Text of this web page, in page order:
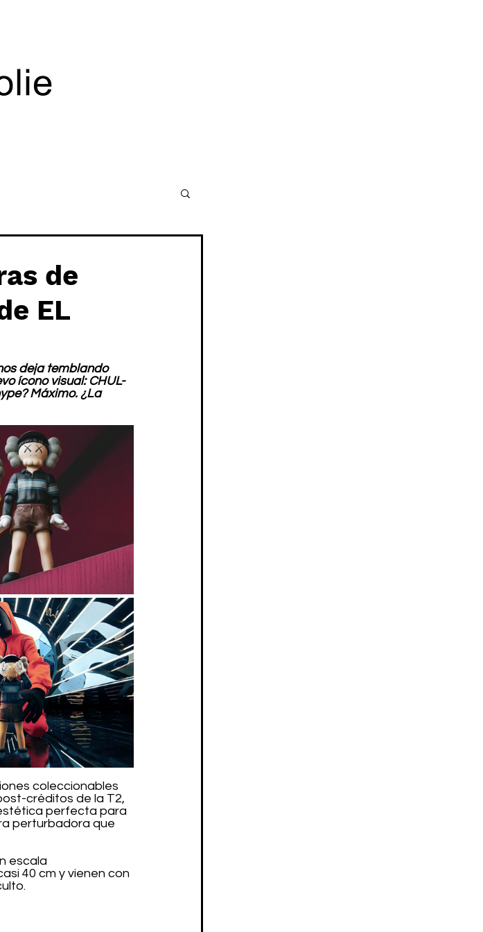
de
EL
deja temblando
ícono visual: CHUL-
Máximo. ¿La
coleccionables
créditos de la T2,
perfecta para
perturbadora que
escala
40 cm y vienen con